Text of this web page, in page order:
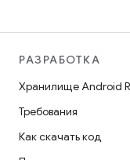
РАЗРАБОТКА
Хранилище Android
Требования
Как скачать код